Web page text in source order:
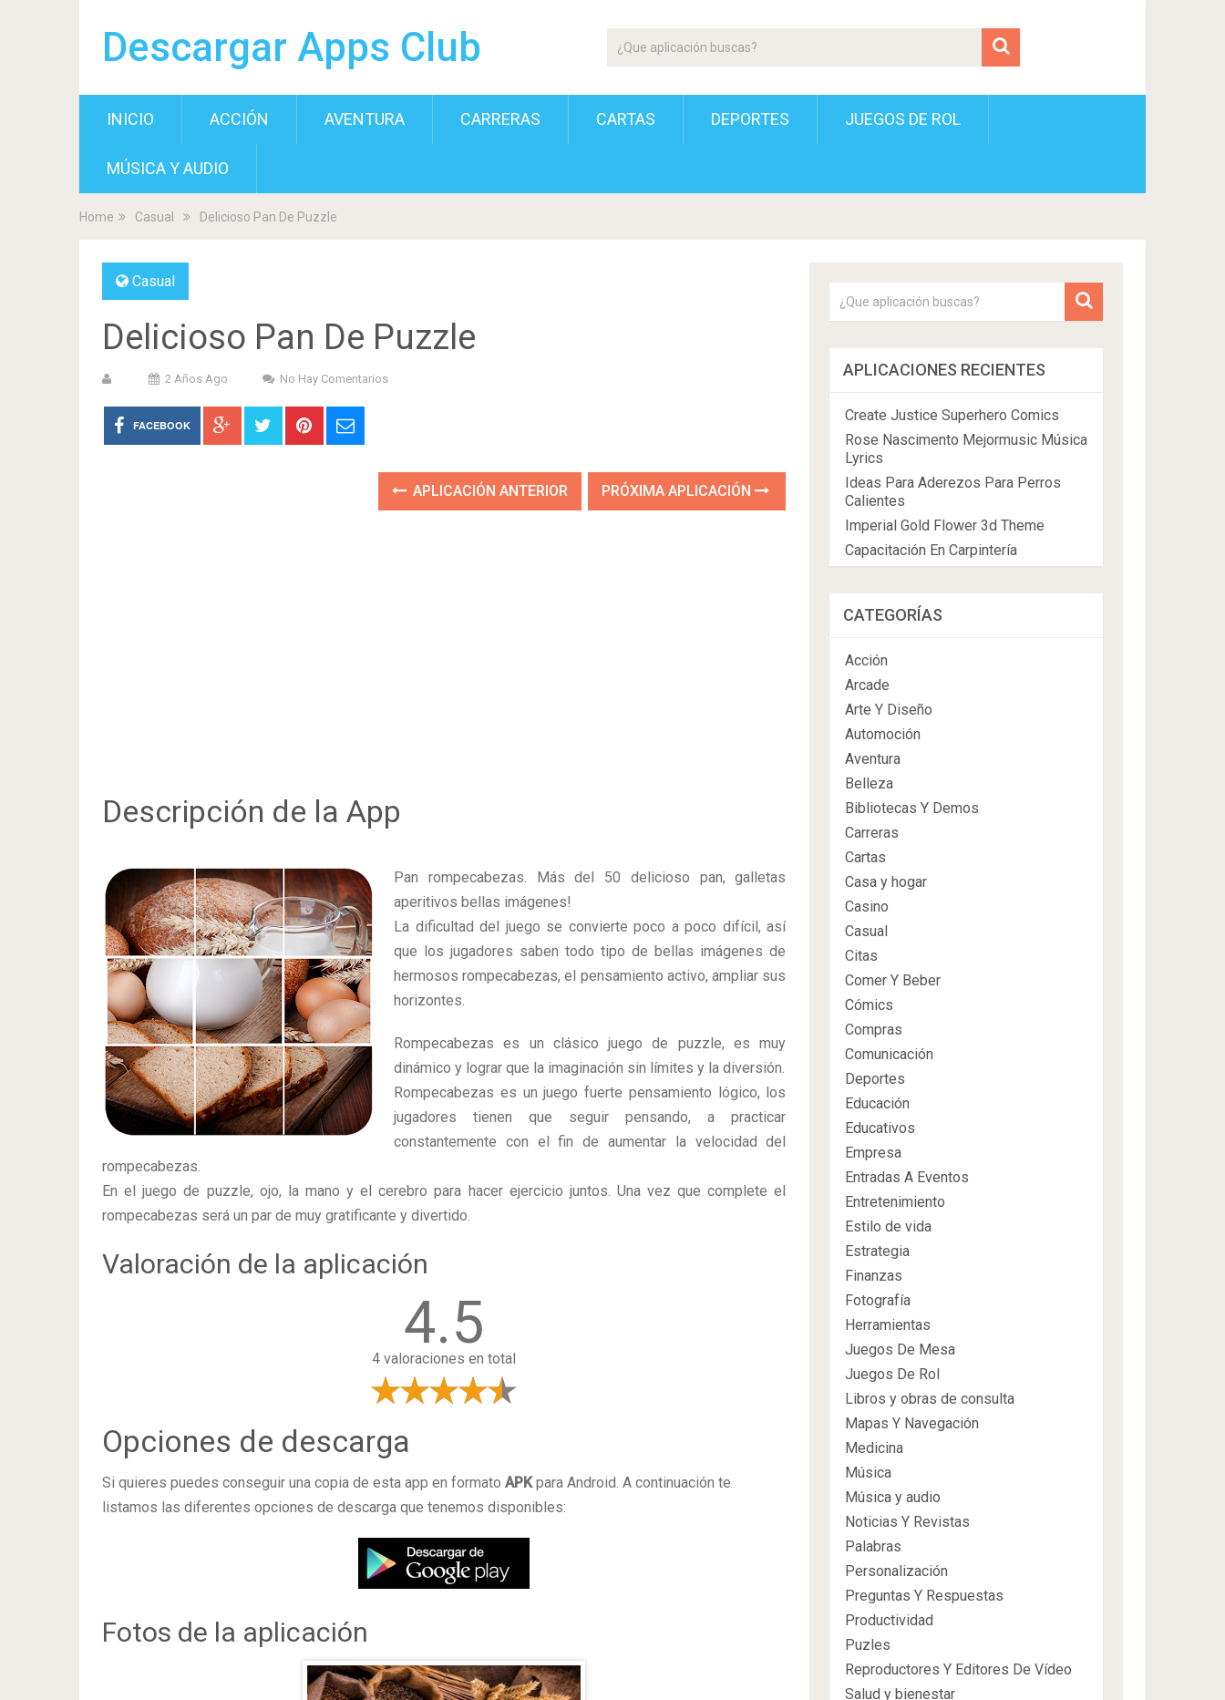
Descargar Apps Club
INICIO ACCIÓN AVENTURA CARRERAS CARTAS DEPORTES JUEGOS DE ROL
MÚSICA Y AUDIO
Home Casual Delicioso Pan De Puzzle
Casual
Delicioso Pan De Puzzle
2 Años Ago No Hay Comentarios
FACEBOOK
APLICACIÓN ANTERIOR PRÓXIMA APLICACIÓN
Descripción de la App
Pan rompecabezas. Más del 50 delicioso pan, galletas
aperitivos bellas imágenes!
La dificultad del juego se convierte poco a poco difícil, así
que los jugadores saben todo tipo de bellas imágenes de
hermosos rompecabezas, el pensamiento activo, ampliar sus
horizontes.
Rompecabezas es un clásico juego de puzzle, es muy
dinámico y lograr que la imaginación sin límites y la diversión.
Rompecabezas es un juego fuerte pensamiento lógico, los
jugadores tienen que seguir pensando, a practicar
constantemente con el fin de aumentar la velocidad del
rompecabezas.
En el juego de puzzle, ojo, la mano y el cerebro para hacer ejercicio juntos. Una vez que complete el
rompecabezas será un par de muy gratificante y divertido.
Valoración de la aplicación
4.5
4 valoraciones en total
Opciones de descarga
Si quieres puedes conseguir una copia de esta app en formato APKpara Android. A continuación te
listamos las diferentes opciones de descarga que tenemos disponibles:
Fotos de la aplicación
APLICACIONES RECIENTES
Create Justice Superhero Comics
Rose Nascimento Mejormusic Música
Lyrics
Ideas Para Aderezos Para Perros
Calientes
Imperial Gold Flower 3d Theme
Capacitación En Carpintería
CATEGORÍAS
Acción
Arcade
Arte Y Diseño
Automoción
Aventura
Belleza
Bibliotecas Y Demos
Carreras
Cartas
Casa y hogar
Casino
Casual
Citas
Comer Y Beber
Cómics
Compras
Comunicación
Deportes
Educación
Educativos
Empresa
Entradas A Eventos
Entretenimiento
Estilo de vida
Estrategia
Finanzas
Fotografía
Herramientas
Juegos De Mesa
Juegos De Rol
Libros y obras de consulta
Mapas Y Navegación
Medicina
Música
Música y audio
Noticias Y Revistas
Palabras
Personalización
Preguntas Y Respuestas
Productividad
Puzles
Reproductores Y Editores De Vídeo
Salud y bienestar